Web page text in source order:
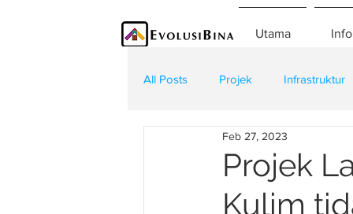
Utama
All Posts Projek Infrastruktur
Teknologi Kontraktor
Projek
Kulim
Feb 27, 2023